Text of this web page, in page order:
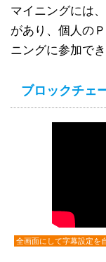
マイニングには
があり、個人の
ニングに参加でき
ブロックチェ
全画面にして字幕設定を